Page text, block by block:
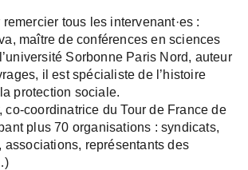
remercier tous les intervenant·es :
maître de conférences en sciences
Sorbonne Paris Nord, auteur
il est spécialiste de l’histoire
protection sociale.
co-coordinatrice du Tour de France de
plus 70 organisations : syndicats,
associations, représentants des